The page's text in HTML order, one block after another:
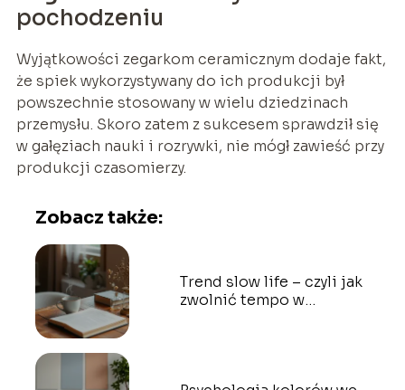
pochodzeniu
Wyjątkowości zegarkom ceramicznym dodaje fakt,
że spiek wykorzystywany do ich produkcji był
powszechnie stosowany w wielu dziedzinach
przemysłu. Skoro zatem z sukcesem sprawdził się
w gałęziach nauki i rozrywki, nie mógł zawieść przy
produkcji czasomierzy.
Zobacz także:
Trend slow life – czyli jak
zwolnić tempo w